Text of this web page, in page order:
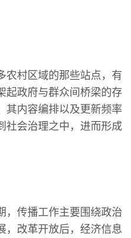
农村区域的那些站点，有
起政府与群众间桥梁的存
其内容编排以及更新频率
社会治理之中，进而形成
，传播工作主要围绕政治
，改革开放后，经济信息